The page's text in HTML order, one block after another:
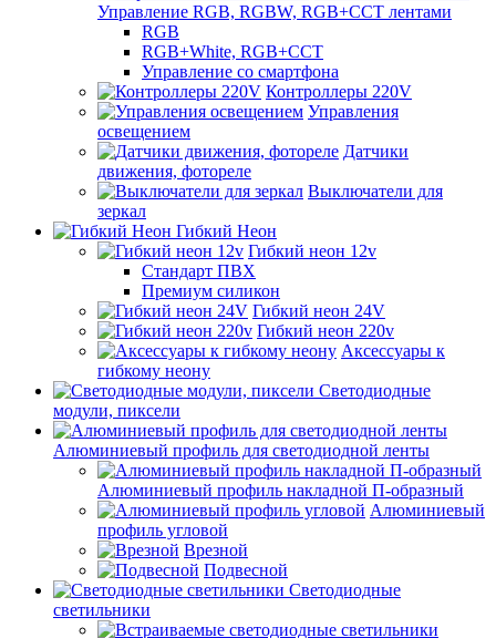
Управление RGB, RGBW, RGB+CCT лентами
RGB
RGB+White, RGB+CCT
Управление со смартфона
Контроллеры 220V
Управления
освещением
Датчики
движения, фотореле
Выключатели для
зеркал
Гибкий Неон
Гибкий неон 12v
Стандарт ПВХ
Премиум силикон
Гибкий неон 24V
Гибкий неон 220v
Аксессуары к
гибкому неону
Светодиодные
модули, пиксели
Алюминиевый профиль для светодиодной ленты
Алюминиевый профиль накладной П-образный
Алюминиевый
профиль угловой
Врезной
Подвесной
Светодиодные
светильники